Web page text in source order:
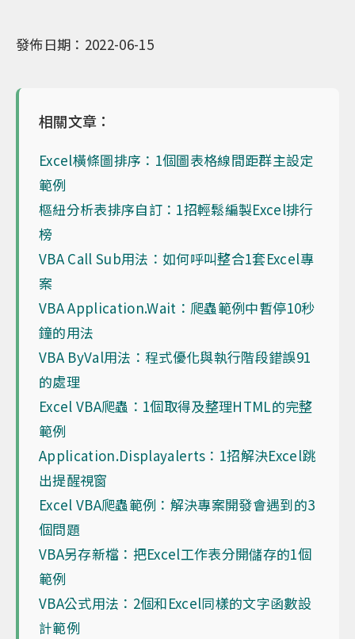
發佈日期：2022-06-15
相關文章：
Excel橫條圖排序：1個圖表格線間距群主設定
範例
樞紐分析表排序自訂：1招輕鬆編製Excel排行
榜
VBA Call Sub用法：如何呼叫整合1套Excel專
案
VBA Application.Wait：爬蟲範例中暫停10秒
鐘的用法
VBA ByVal用法：程式優化與執行階段錯誤91
的處理
Excel VBA爬蟲：1個取得及整理HTML的完整
範例
Application.Displayalerts：1招解決Excel跳
出提醒視窗
Excel VBA爬蟲範例：解決專案開發會遇到的3
個問題
VBA另存新檔：把Excel工作表分開儲存的1個
範例
VBA公式用法：2個和Excel同樣的文字函數設
計範例